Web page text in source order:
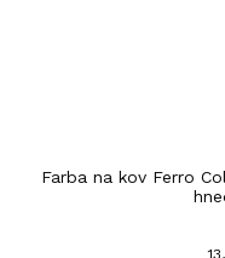
Farba na kov Ferro